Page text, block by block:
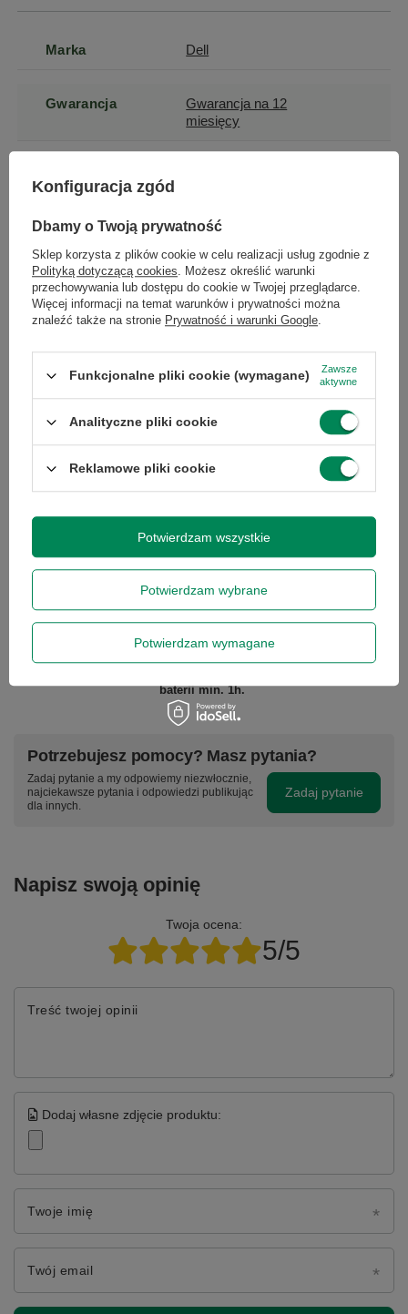
Marka Dell
Gwarancja
Gwarancja na 12
miesięcy
Stan
zastępcze
Zasilacz w
zestawie
Tak
Pojemność
512
Podmiot odpowiedzialny|Informacje o bezpieczeństwie
GWARANCJA NA 12 MIESIĘCY
Gwarantujemy naprawę lub wymianę sprzętu do 12 miesięcy od
daty zakupu. Prosimy o kontakt telefoniczny ze sklepem, aby
określić krótko naturę problemu, a następnie za pośrednictwem
głowic drukarek - stanowią one części eksploatacyjne tych
urządzeń, zgodnie z warunkami gwarancji producenta.
baterii min. 1h.
Potrzebujesz pomocy? Masz pytania?
Zadaj pytanie a my odpowiemy niezwłocznie,
najciekawsze pytania i odpowiedzi publikując
dla innych.
Zadaj pytanie
Napisz swoją opinię
Twoja ocena:
5/5
Treść twojej opinii
Dodaj własne zdjęcie produktu:
Twoje imię
Twój email
Konfiguracja zgód
Dbamy o Twoją prywatność
Sklep korzysta z plików cookie w celu realizacji usług zgodnie z
Polityką dotyczącą cookies. Możesz określić warunki
przechowywania lub dostępu do cookie w Twojej przeglądarce.
Więcej informacji na temat warunków i prywatności można
znaleźć także na stronie Prywatność i warunki Google.
Funkcjonalne pliki cookie (wymagane)
Zawsze
aktywne
Analityczne pliki cookie
Reklamowe pliki cookie
Potwierdzam wybrane
Potwierdzam wymagane
Potwierdzam wszystkie